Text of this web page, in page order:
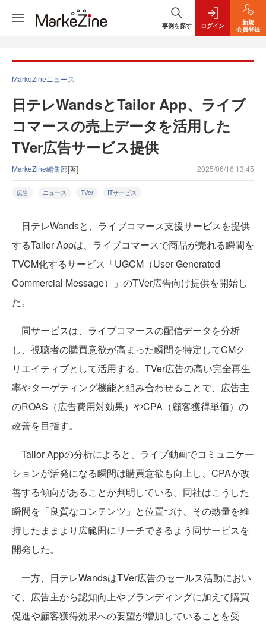
事例を探す ログイン
新規
会員登録
MarkeZineニュース
日テレWandsとTailor App、ライブ
コマースの売上データを活用した
TVer広告サービス提供
MarkeZine編集部[著] 2025/06/16 13:45
広告 ニュース TVer ITサービス
日テレWandsと、ライブコマース支援サービスを提供
するTailor Appは、ライブコマースで商品が売れる瞬間を
TVCM化するサービス「UGCM（User Generated
Commercial Message）」のTVer広告向け提供を開始し
た。
同サービスは、ライブコマースの配信データを分析
し、視聴者の購買意欲が高まった瞬間を特定してCMク
リエイティブとして活用する。TVer広告の高い完全再生
率やターゲティング機能と組み合わせることで、広告主
のROAS（広告費用対効果）やCPA（顧客獲得単価）の
改善を目指す。
Tailor Appの分析によると、ライブ動画でコミュニケー
ションが活発になる瞬間は購買意欲も向上し、CPAが改
善する傾向があることが判明している。同社はこうした
瞬間を「良質なコンテンツ」と位置づけ、その熱量を維
持したままより広範囲にリーチできるよう同サービスを
開発した。
一方、日テレWandsはTVer広告のセールス活動におい
て、広告主から認知向上やブランディングに加えて購買
促進や顧客獲得効果への要望が増加していることを受